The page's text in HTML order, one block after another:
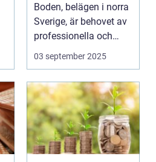
Boden, belägen i norra
Sverige, är behovet av
professionella och
p&a...
03 september 2025